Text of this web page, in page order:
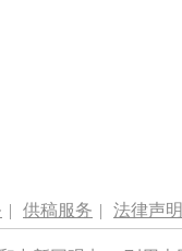
| 供稿服务 | 法律声明